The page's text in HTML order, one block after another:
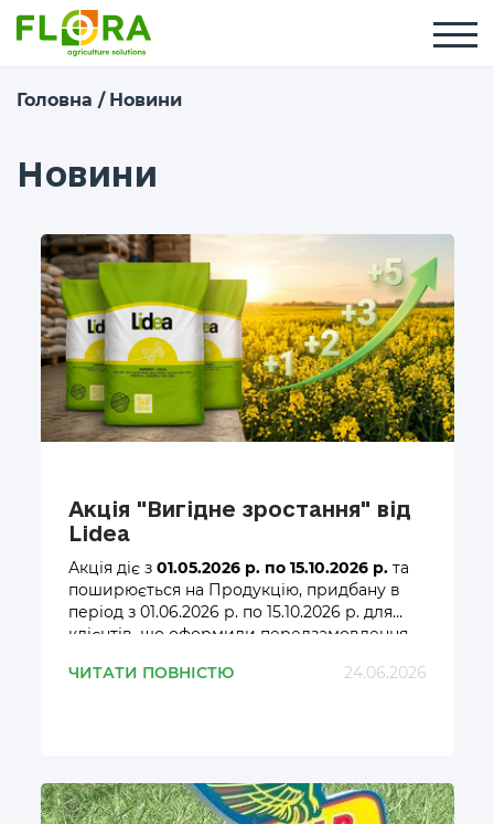
Головна Новини
Новини
Акція "Вигідне зростання" від
Lidea
Акція діє з 01.05.2026 р. по 15.10.2026 р.та
поширюється на Продукцію, придбану в
період з 01.06.2026 р. по 15.10.2026 р. для
клієнтів, що оформили передзамовлення
01.09.2026 року.
ЧИТАТИ ПОВНІСТЮ 24.06.2026